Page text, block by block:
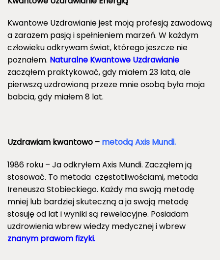
Kwantowe Uzdrawianie jest moją profesją zawodową
a zarazem pasją i spełnieniem marzeń. W każdym
człowieku odkrywam świat, którego jeszcze nie
poznałem. Naturalne Kwantowe Uzdrawianie
zacząłem praktykować, gdy miałem 23 lata, ale
pierwszą uzdrowioną przeze mnie osobą była moja
babcia, gdy miałem 8 lat.
Uzdrawiam kwantowo – metodą Axis Mundi.
1986 roku – Ja odkryłem Axis Mundi. Zacząłem ją
stosować. To metoda częstotliwościami, metoda
Ireneusza Stobieckiego. Każdy ma swoją metodę
mniej lub bardziej skuteczną a ja swoją metodę
stosuję od lat i wyniki są rewelacyjne. Posiadam
uzdrowienia wbrew wiedzy medycznej i wbrew
znanym prawom fizyki.